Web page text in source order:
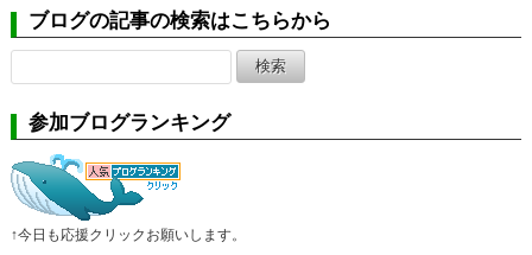
ブログの記事の検索はこちらから
索:
参加ブログランキング
↑今日も応援クリックお願いします。